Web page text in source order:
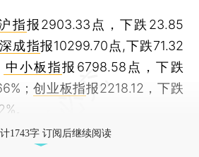
指报2903.33点，下跌23.85
深成指报10299.70点,下跌71.32
中小板指报6798.58点，下跌
； 创业板指报2218.12，下跌
。
1743字 订阅后继续阅读